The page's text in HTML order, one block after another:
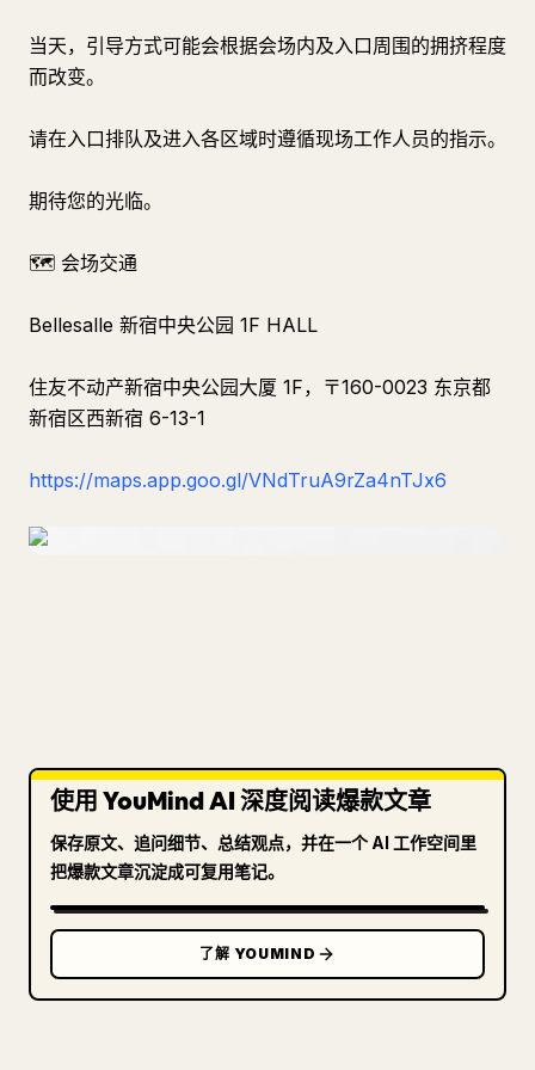
当天，引导方式可能会根据会场内及入口周围的拥挤程度
而改变。
请在入口排队及进入各区域时遵循现场工作人员的指示。
期待您的光临。
🗺️ 会场交通
Bellesalle 新宿中央公园 1F HALL
住友不动产新宿中央公园大厦 1F，〒160-0023 东京都
新宿区西新宿 6-13-1
https://maps.app.goo.gl/VNdTruA9rZa4nTJx6
使用 YouMind AI 深度阅读爆款文章
保存原文、追问细节、总结观点，并在一个 AI 工作空间里
把爆款文章沉淀成可复用笔记。
了解 YOUMIND